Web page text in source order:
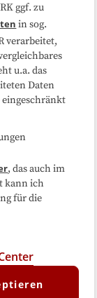
ggf. zu
in sog.
verarbeitet,
u.a. das
Daten
, das auch im
kann ich
für die